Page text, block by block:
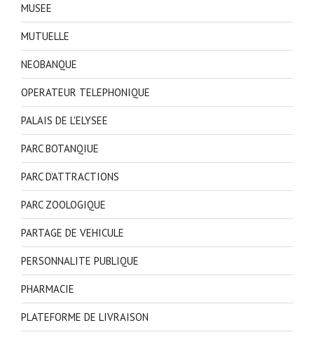
MUSEE
MUTUELLE
NEOBANQUE
OPERATEUR TELEPHONIQUE
PALAIS DE L'ELYSEE
PARC BOTANQIUE
PARC D'ATTRACTIONS
PARC ZOOLOGIQUE
PARTAGE DE VEHICULE
PERSONNALITE PUBLIQUE
PHARMACIE
PLATEFORME DE LIVRAISON